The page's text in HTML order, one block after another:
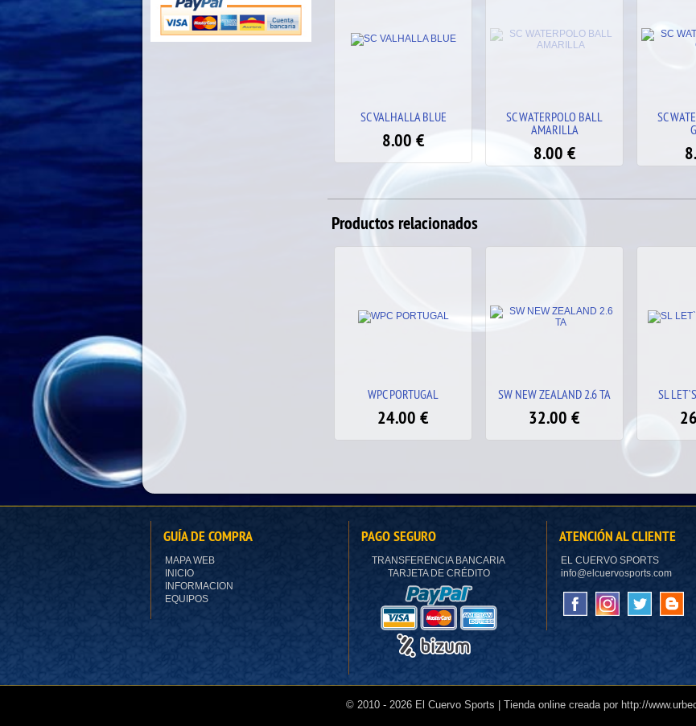
SC WATERPOLO BALL
8.00 €
SC WATERPOLO BALL
GREEN
8.00 €
SC
Productos relacionados
SW NEW ZEALAND 2.6 TA
32.00 €
SL LET`S PLAY BLACK
26.00 €
GUÍA DE COMPRA
MAPA WEB
INICIO
INFORMACION
EQUIPOS
PAGO SEGURO
TRANSFERENCIA BANCARIA
TARJETA DE CRÉDITO
ATENCIÓN AL CLIENTE
EL CUERVO SPORTS
info@elcuervosports.com
© 2010 -2026 El Cuervo Sports | Tienda online creada por http://